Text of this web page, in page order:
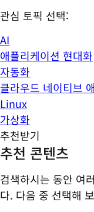
관심 토픽 선택:
AI
애플리케이션 현대화
자동화
클라우드 네이티브
Linux
가상화
추천받기
추천 콘텐츠
검색하시는 동안 여
다. 다음 중 선택해